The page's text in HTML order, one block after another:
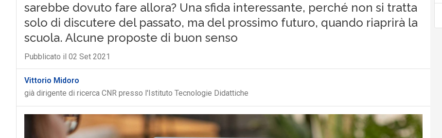
sarebbe dovuto fare allora? Una sfida interessante, perché non si tratta
solo di discutere del passato, ma del prossimo futuro, quando riaprirà la
scuola. Alcune proposte di buon senso
Pubblicato il 02 Set 2021
Vittorio Midoro
già dirigente di ricerca CNR presso l'Istituto Tecnologie Didattiche